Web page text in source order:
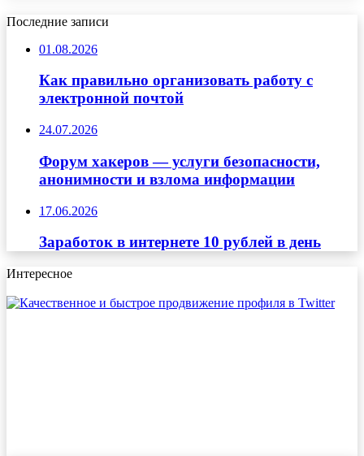
Последние записи
01.08.2026
Как правильно организовать работу с
электронной почтой
24.07.2026
Форум хакеров — услуги безопасности,
анонимности и взлома информации
17.06.2026
Заработок в интернете 10 рублей в день
Интересное